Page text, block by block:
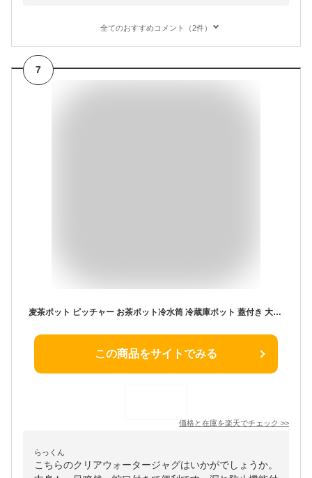
全てのおすすめコメント（2件）
7
麦茶ポット ピッチャー お茶ポット冷水筒 冷蔵庫ポット 蓋付き 大容量 4L 透明 耐熱 保冷 ドリンクサーバー 広口 卓上 冷蔵庫ジャグ 蛇口付き 冷蔵庫バー 洗いやすい クリアウォータージャグ 漏れ防止 お茶やジュースを作る
この商品をサイトでみる
価格と在庫を楽天でチェック >>
らっくん
こちらのクリアウォータージャグはいかがでしょうか。